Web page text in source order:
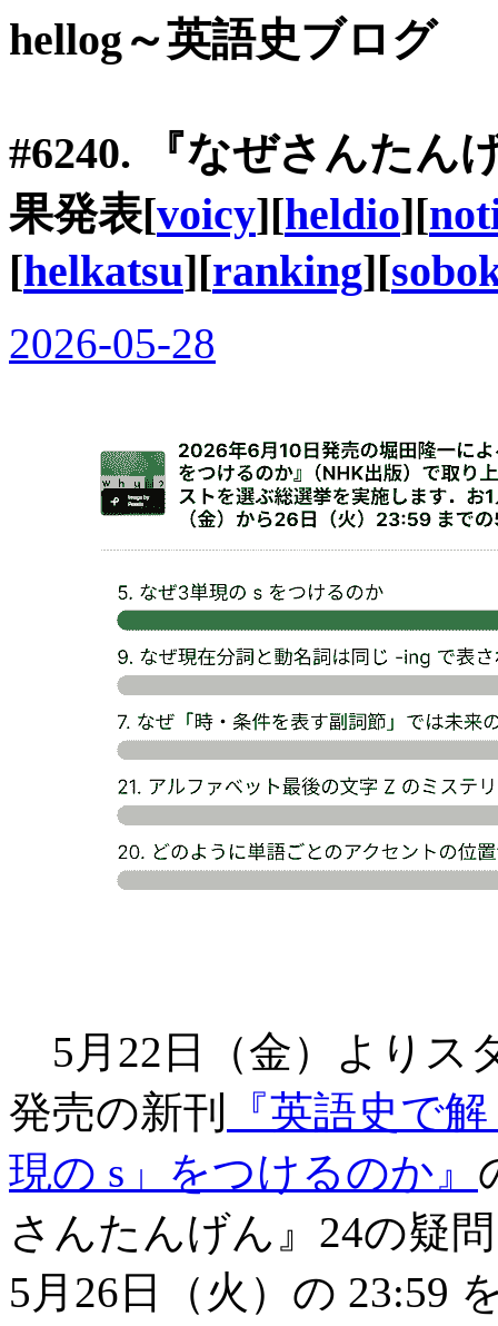
hellog～英語史ブログ
#6240. 『なぜさんたん
果発表[voicy][heldio][
[helkatsu][ranking][
2026-05-28
5月22日（金）よりス
発売の新刊
『英語史で
現の s」をつけるのか』
さんたんげん』24の疑
5月26日（火）の 23:59